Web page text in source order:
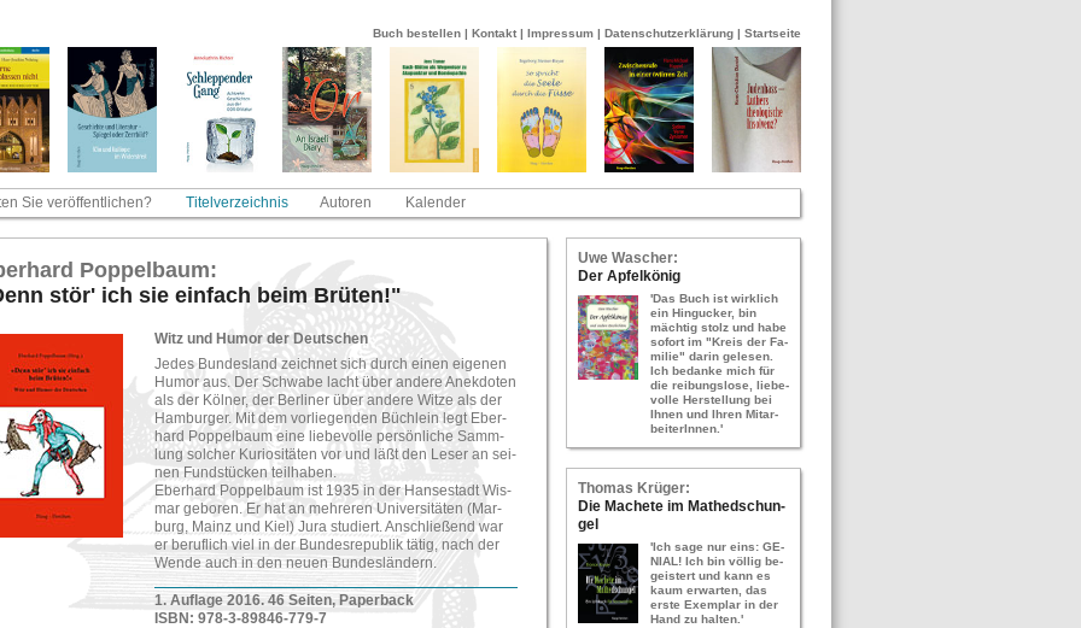
Buch bestellen | Kontakt | Impressum | Datenschutzerklärung | Startseite
Sie veröffentlichen? Titelverzeichnis Autoren Kalender
Uwe Wa­scher:
Der Ap­fel­kö­nig
'Das Buch ist wirk­lich
ein Hin­gu­cker, bin
mäch­tig stolz und habe
so­fort im "Kreis der Fa­
mi­lie" darin ge­le­sen.
Ich be­dan­ke mich für
die rei­bungs­lo­se, lie­be­
vol­le Her­stel­lung bei
Ihnen und Ihren Mit­ar­
bei­te­rIn­nen.'
Tho­mas Krü­ger:
Die Ma­che­te im Ma­thed­schun­
gel
'Ich sage nur eins: GE­
NI­AL! Ich bin völ­lig be­
geis­tert und kann es
kaum er­war­ten, das
erste Ex­em­plar in der
Hand zu hal­ten.'
Pop­pel­baum:
stör' ich sie ein­fach beim Brü­ten!"
Witz und Humor der Deut­schen
Jedes Bun­des­land zeich­net sich durch einen ei­ge­nen
Humor aus. Der Schwa­be lacht über an­de­re An­ek­do­ten
als der Köl­ner, der Ber­li­ner über an­de­re Witze als der
Ham­bur­ger. Mit dem vor­lie­gen­den Büch­lein legt Eber­
hard Pop­pel­baum eine lie­be­vol­le per­sön­li­che Samm­
lung sol­cher Ku­rio­si­tä­ten vor und läßt den Leser an sei­
nen Fund­stü­cken teil­ha­ben.
Eber­hard Pop­pel­baum ist 1935 in der Han­se­stadt Wis­
mar ge­bo­ren. Er hat an meh­re­ren Uni­ver­si­tä­ten (Mar­
burg, Mainz und Kiel) Jura stu­diert. An­schlie­ßend war
er be­ruf­lich viel in der Bun­des­re­pu­blik tätig, nach der
Wende auch in den neuen Bun­des­län­dern.
1. Auf­la­ge 2016. 46 Sei­ten, Pa­per­back
ISBN: 978-​3-​89846-​779-​7